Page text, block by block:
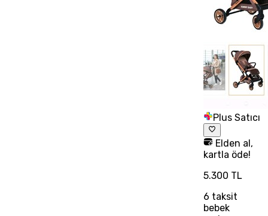
Plus Satıcı
Elden al,
kartla öde!
5.300 TL
6 taksit
bebek